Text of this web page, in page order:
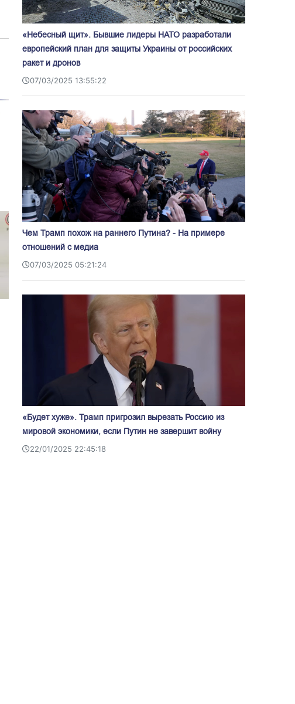
«Небесный щит». Бывшие лидеры НАТО разработали
европейский план для защиты Украины от российских
ракет и дронов
07/03/2025 13:55:22
Чем Трамп похож на раннего Путина? - На примере
отношений с медиа
07/03/2025 05:21:24
«Будет хуже». Трамп пригрозил вырезать Россию из
мировой экономики, если Путин не завершит войну
22/01/2025 22:45:18